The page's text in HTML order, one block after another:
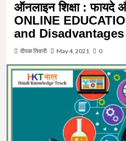
ऑनलाइन शिक्षा : फायदे
ONLINE
and Disadvantages
दीपक तिवारी May 4, 2021 0